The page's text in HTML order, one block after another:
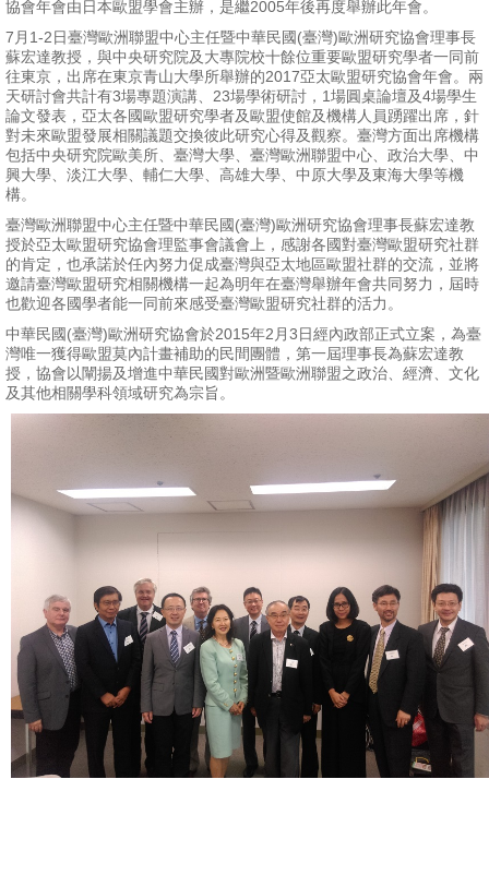
公
告
國
際
化
高
教
深
耕
辦
法
及
文
心
輔
捐
款
研
協會年會由日本歐盟學會主辦，是繼2005年後再度舉辦此年會。
7月1-2日臺灣歐洲聯盟中心主任暨中華民國(臺灣)歐洲研究協會理事長
蘇宏達教授，與中央研究院及大專院校十餘位重要歐盟研究學者一同前
往東京，出席在東京青山大學所舉辦的2017亞太歐盟研究協會年會。兩
天研討會共計有3場專題演講、23場學術研討，1場圓桌論壇及4場學生
論文發表，亞太各國歐盟研究學者及歐盟使館及機構人員踴躍出席，針
對未來歐盟發展相關議題交換彼此研究心得及觀察。臺灣方面出席機構
包括中央研究院歐美所、臺灣大學、臺灣歐洲聯盟中心、政治大學、中
興大學、淡江大學、輔仁大學、高雄大學、中原大學及東海大學等機
構。
臺灣歐洲聯盟中心主任暨中華民國(臺灣)歐洲研究協會理事長蘇宏達教
授於亞太歐盟研究協會理監事會議會上，感謝各國對臺灣歐盟研究社群
的肯定，也承諾於任內努力促成臺灣與亞太地區歐盟社群的交流，並將
邀請臺灣歐盟研究相關機構一起為明年在臺灣舉辦年會共同努力，屆時
也歡迎各國學者能一同前來感受臺灣歐盟研究社群的活力。
中華民國(臺灣)歐洲研究協會於2015年2月3日經內政部正式立案，為臺
灣唯一獲得歐盟莫內計畫補助的民間團體，第一屆理事長為蘇宏達教
授，協會以闡揚及增進中華民國對歐洲暨歐洲聯盟之政治、經濟、文化
及其他相關學科領域研究為宗旨。